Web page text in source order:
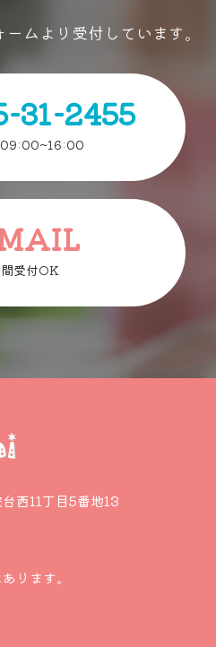
ムより受付しています。
31-2455
09:00~16:00
受付OK
西11丁目5番地13
ります。